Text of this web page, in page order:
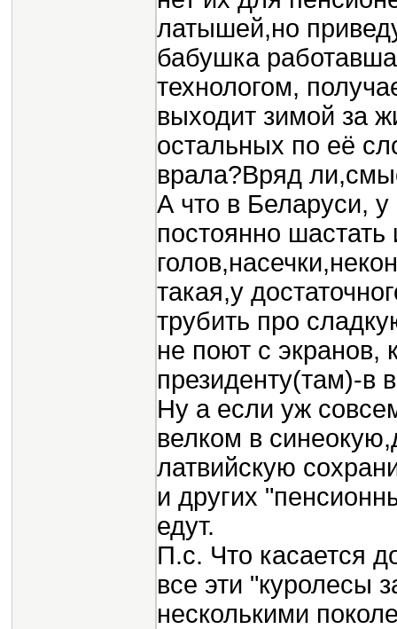
латышей,но
бабушка
технологом,
выходит зимой за
остальных по её
врала?Вряд
А что в Беларуси,
постоянно
такая,у
трубить про
не поют с экранов,
президенту(там)-в
Ну а если уж
велком в
латвийскую
и других
едут.
П.с. Что касается
все эти "куролесы
несколькими